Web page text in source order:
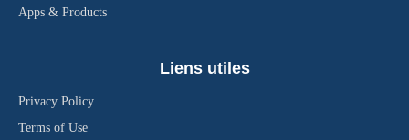
Apps & Products
Liens utiles
Privacy Policy
Terms of Use